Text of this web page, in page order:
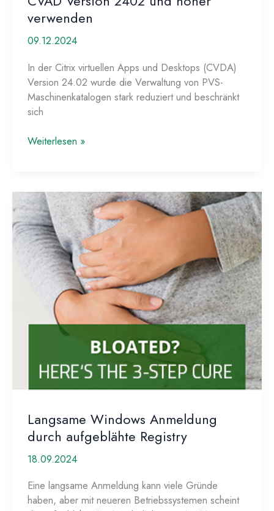
verwenden
09.12.2024
In der Citrix virtuellen Apps und Desktops (CVDA)
Version 24.02 wurde die Verwaltung von PVS-
Maschinenkatalogen stark reduziert und beschränkt
sich
Citrix
mit
CVAD
Version
2402
und
verwenden
Weiterlesen »
Langsame Windows Anmeldung
durch aufgeblähte Registry
18.09.2024
Eine langsame Anmeldung kann viele Gründe
haben, aber mit neueren Betriebssystemen scheint